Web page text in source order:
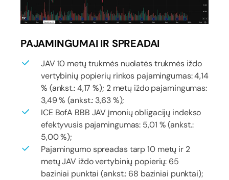
PAJAMINGUMAI IR SPREADAI
JAV 10 metų trukmės nuolatės trukmės iždo
vertybinių popierių rinkos pajamingumas: 4,14
% (ankst.: 4,17 %); 2 metų iždo pajamingumas:
3,49 % (ankst.: 3,63 %);
ICE BofA BBB JAV įmonių obligacijų indekso
efektyvusis pajamingumas: 5,01 % (ankst.:
5,00 %);
Pajamingumo spreadas tarp 10 metų ir 2
metų JAV iždo vertybinių popierių: 65
baziniai punktai (ankst.: 68 baziniai punktai);